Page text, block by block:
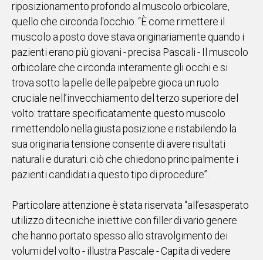
riposizionamento profondo al muscolo orbicolare,
quello che circonda l'occhio. “È come rimettere il
muscolo a posto dove stava originariamente quando i
pazienti erano più giovani - precisa Pascali - Il muscolo
orbicolare che circonda interamente gli occhi e si
trova sotto la pelle delle palpebre gioca un ruolo
cruciale nell’invecchiamento del terzo superiore del
volto: trattare specificatamente questo muscolo
rimettendolo nella giusta posizione e ristabilendo la
sua originaria tensione consente di avere risultati
naturali e duraturi: ciò che chiedono principalmente i
pazienti candidati a questo tipo di procedure”.
Particolare attenzione è stata riservata “all’esasperato
utilizzo di tecniche iniettive con filler di vario genere
che hanno portato spesso allo stravolgimento dei
volumi del volto - illustra Pascale - Capita di vedere